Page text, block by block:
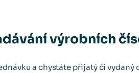
výrobních
a chystáte přijatý či